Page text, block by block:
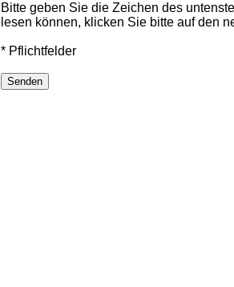
Bitte geben Sie die Zeichen des
lesen können, klicken Sie bitte auf den
* Pflichtfelder